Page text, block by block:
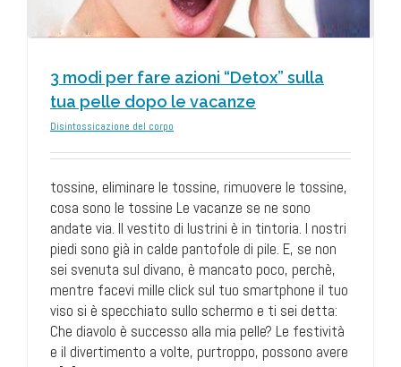
3 modi per fare azioni “Detox” sulla
tua pelle dopo le vacanze
Disintossicazione del corpo
tossine, eliminare le tossine, rimuovere le tossine,
cosa sono le tossine Le vacanze se ne sono
andate via. Il vestito di lustrini è in tintoria. I nostri
piedi sono già in calde pantofole di pile. E, se non
sei svenuta sul divano, è mancato poco, perchè,
mentre facevi mille click sul tuo smartphone il tuo
viso si è specchiato sullo schermo e ti sei detta:
Che diavolo è successo alla mia pelle? Le festività
e il divertimento a volte, purtroppo, possono avere